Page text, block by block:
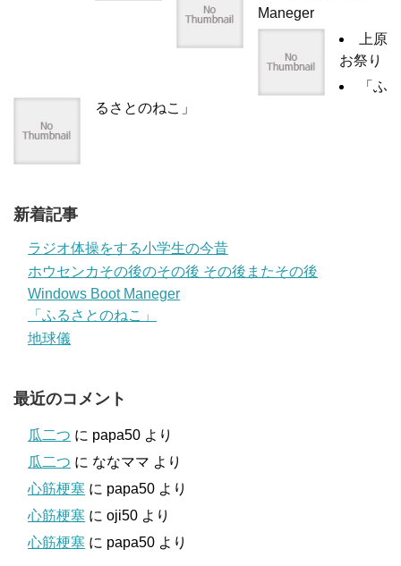
Maneger
上原
お祭り
「ふ
るさとのねこ」
新着記事
ラジオ体操をする小学生の今昔
ホウセンカその後のその後 その後またその後
Windows Boot Maneger
「ふるさとのねこ」
地球儀
最近のコメント
瓜二つ に papa50 より
瓜二つ に ななママ より
心筋梗塞 に papa50 より
心筋梗塞 に oji50 より
心筋梗塞 に papa50 より